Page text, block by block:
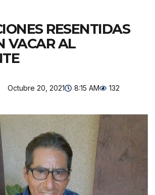
RESENTIDAS
VACAR AL
Octubre 20, 2021 8:15 AM 132